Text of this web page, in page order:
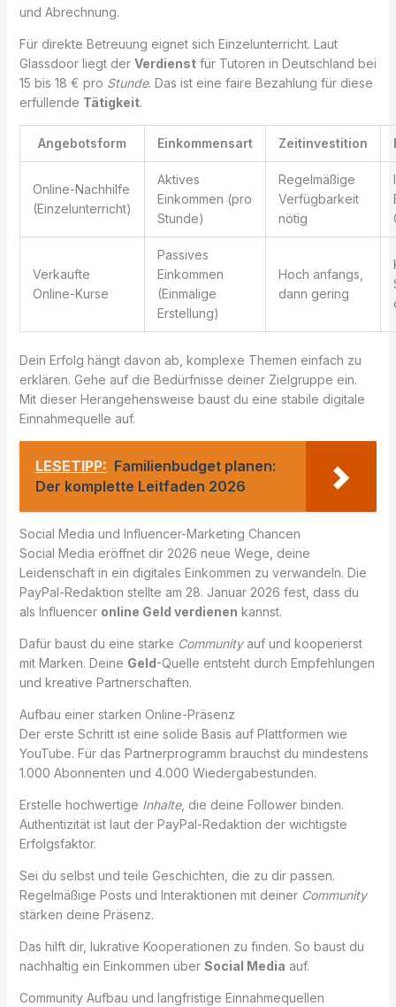
und Abrechnung.
Für direkte Betreuung eignet sich Einzelunterricht. Laut
Glassdoor liegt der Verdienstfür Tutoren in Deutschland bei
15 bis 18 € pro Stunde. Das ist eine faire Bezahlung für diese
erfüllende Tätigkeit.
Angebotsform Einkommensart Zeitinvestition
Online-Nachhilfe
(Einzelunterricht)
Aktives
Einkommen (pro
Stunde)
Regelmäßige
Verfügbarkeit
nötig
Verkaufte
Online-Kurse
Passives
Einkommen
(Einmalige
Erstellung)
Hoch anfangs,
dann gering
Dein Erfolg hängt davon ab, komplexe Themen einfach zu
erklären. Gehe auf die Bedürfnisse deiner Zielgruppe ein.
Mit dieser Herangehensweise baust du eine stabile digitale
Einnahmequelle auf.
LESETIPP: Familienbudget planen:
Der komplette Leitfaden 2026
Social Media und Influencer-Marketing Chancen
Social Media eröffnet dir 2026 neue Wege, deine
Leidenschaft in ein digitales Einkommen zu verwandeln. Die
PayPal-Redaktion stellte am 28. Januar 2026 fest, dass du
als Influencer online Geld verdienen kannst.
Dafür baust du eine starke Communityauf und kooperierst
mit Marken. Deine Geld-Quelle entsteht durch Empfehlungen
und kreative Partnerschaften.
Aufbau einer starken Online-Präsenz
Der erste Schritt ist eine solide Basis auf Plattformen wie
YouTube. Für das Partnerprogramm brauchst du mindestens
1.000 Abonnenten und 4.000 Wiedergabestunden.
Erstelle hochwertige Inhalte, die deine Follower binden.
Authentizität ist laut der PayPal-Redaktion der wichtigste
Erfolgsfaktor.
Sei du selbst und teile Geschichten, die zu dir passen.
Regelmäßige Posts und Interaktionen mit deiner Community
stärken deine Präsenz.
Das hilft dir, lukrative Kooperationen zu finden. So baust du
nachhaltig ein Einkommen über Social Media auf.
Community Aufbau und langfristige Einnahmequellen